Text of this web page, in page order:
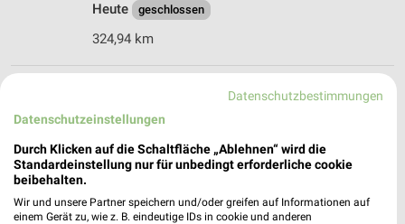
Heute
geschlossen
324,94 km
Gehrenberg 14
32052 Herford
Heute geschlossen
Datenschutzbestimmungen
Datenschutzeinstellungen
Durch Klicken auf die Schaltfläche „Ablehnen“ wird die
Standardeinstellung nur für unbedingt erforderliche cookie
beibehalten.
Wir und unsere Partner speichern und/oder greifen auf Informationen auf
einem Gerät zu, wie z. B. eindeutige IDs in cookie und anderen